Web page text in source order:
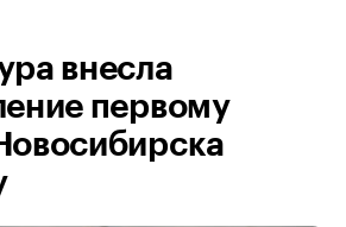
внесла
первому